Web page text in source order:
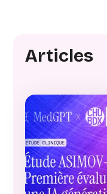
Articles